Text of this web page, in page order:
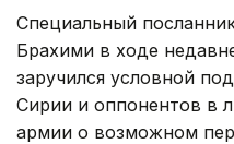
Специальный
Брахими в ходе
заручился условной
Сирии и оппонентов в
армии о возможном